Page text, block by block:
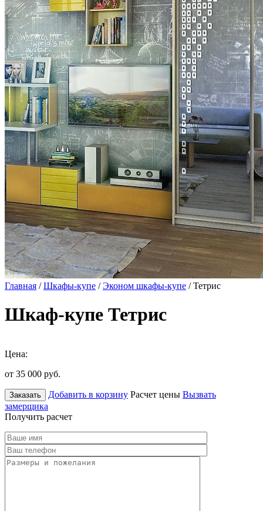
Главная /Шкафы-купе /Эконом шкафы-купе / Тетрис
Шкаф-купе Тетрис
Цена:
от 35 000 руб.
Заказать Добавить в корзину Расчет цены Вызвать
замерщика
Получить расчет